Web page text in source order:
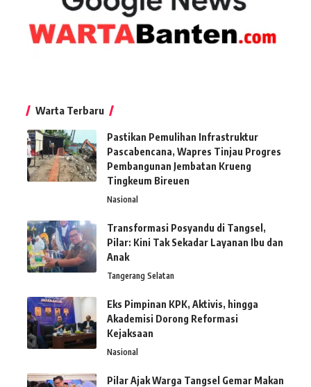
Warta Terbaru
Pastikan Pemulihan Infrastruktur
Pascabencana, Wapres Tinjau Progres
Pembangunan Jembatan Krueng
Tingkeum Bireuen
Nasional
Transformasi Posyandu di Tangsel,
Pilar: Kini Tak Sekadar Layanan Ibu dan
Anak
Tangerang Selatan
Eks Pimpinan KPK, Aktivis, hingga
Akademisi Dorong Reformasi
Kejaksaan
Nasional
Pilar Ajak Warga Tangsel Gemar Makan